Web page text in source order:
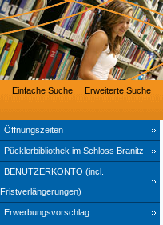
Öffnungszeiten
Pücklerbibliothek im Schloss Branitz
BENUTZERKONTO (incl.
Fristverlängerungen)
Erwerbungsvorschlag
Einfache Suche Erweiterte Suche